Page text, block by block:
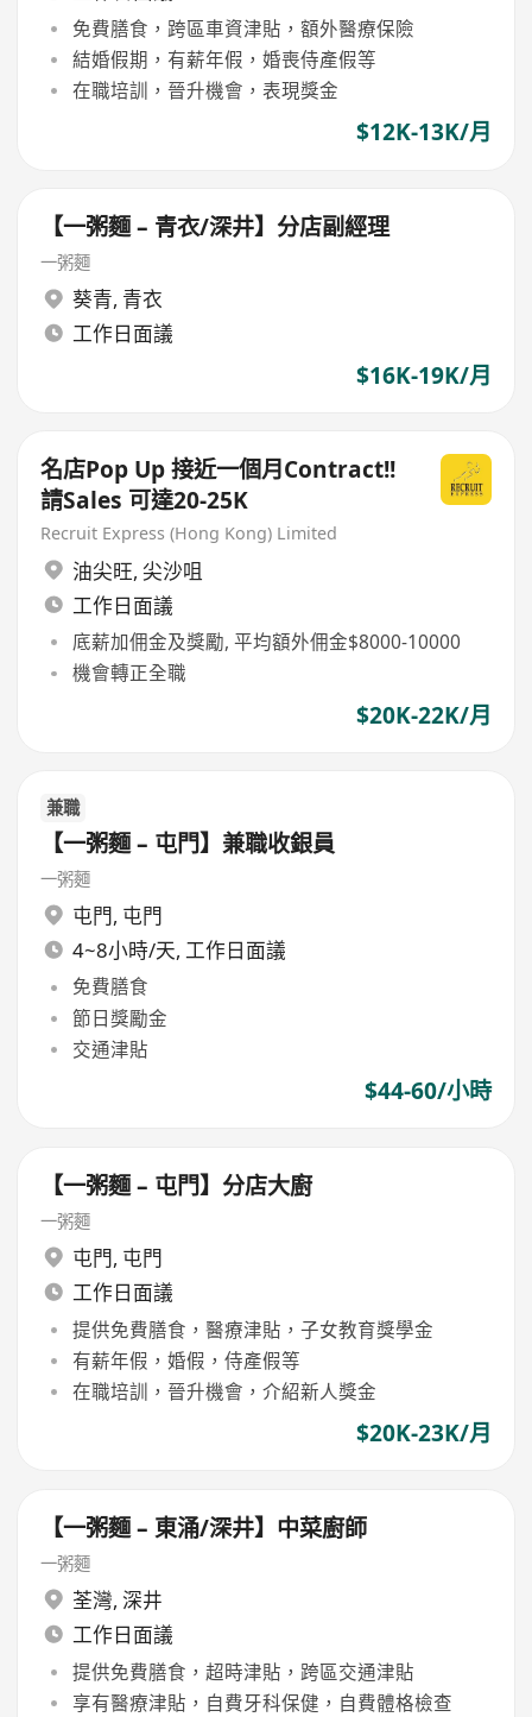
免費膳食，跨區車資津貼，額外醫療保險
結婚假期，有薪年假，婚喪侍產假等
在職培訓，晉升機會，表現獎金
$12K-13K/月
【一粥麵 – 青衣/深井】分店副經理
一粥麵
葵青, 青衣
工作日面議
$16K-19K/月
名店Pop Up 接近一個月Contract!!
請Sales 可達20-25K
Recruit Express (Hong Kong) Limited
油尖旺, 尖沙咀
工作日面議
底薪加佣金及獎勵, 平均額外佣金$8000-10000
機會轉正全職
$20K-22K/月
兼職
【一粥麵 – 屯門】兼職收銀員
一粥麵
屯門, 屯門
4~8小時/天, 工作日面議
免費膳食
節日獎勵金
交通津貼
$44-60/小時
【一粥麵 – 屯門】分店大廚
一粥麵
屯門, 屯門
工作日面議
提供免費膳食，醫療津貼，子女教育獎學金
有薪年假，婚假，侍產假等
在職培訓，晉升機會，介紹新人獎金
$20K-23K/月
【一粥麵 – 東涌/深井】中菜廚師
一粥麵
荃灣, 深井
工作日面議
提供免費膳食，超時津貼，跨區交通津貼
享有醫療津貼，自費牙科保健，自費體格檢查